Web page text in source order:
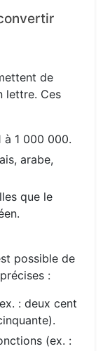
de
lettre. Ces
à 1 000 000.
arabe,
que le
possible de
:
: deux cent
(ex. :